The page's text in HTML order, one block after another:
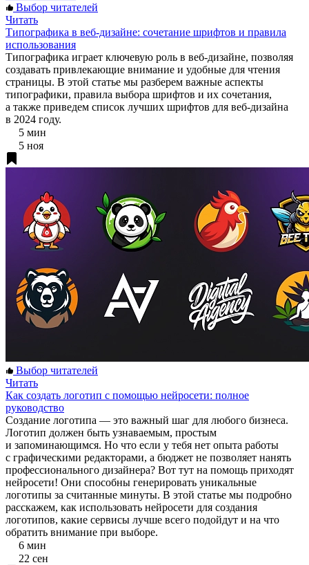
Выбор читателей
Читать
Типографика в веб-дизайне: сочетание шрифтов и правила
использования
Типографика играет ключевую роль в веб-дизайне, позволяя
создавать привлекающие внимание и удобные для чтения
страницы. В этой статье мы разберем важные аспекты
типографики, правила выбора шрифтов и их сочетания,
а также приведем список лучших шрифтов для веб-дизайна
в 2024 году.
5 мин
5 ноя
Выбор читателей
Читать
Как создать логотип с помощью нейросети: полное
руководство
Создание логотипа — это важный шаг для любого бизнеса.
Логотип должен быть узнаваемым, простым
и запоминающимся. Но что если у тебя нет опыта работы
с графическими редакторами, а бюджет не позволяет нанять
профессионального дизайнера? Вот тут на помощь приходят
нейросети! Они способны генерировать уникальные
логотипы за считанные минуты. В этой статье мы подробно
расскажем, как использовать нейросети для создания
логотипов, какие сервисы лучше всего подойдут и на что
обратить внимание при выборе.
6 мин
22 сен